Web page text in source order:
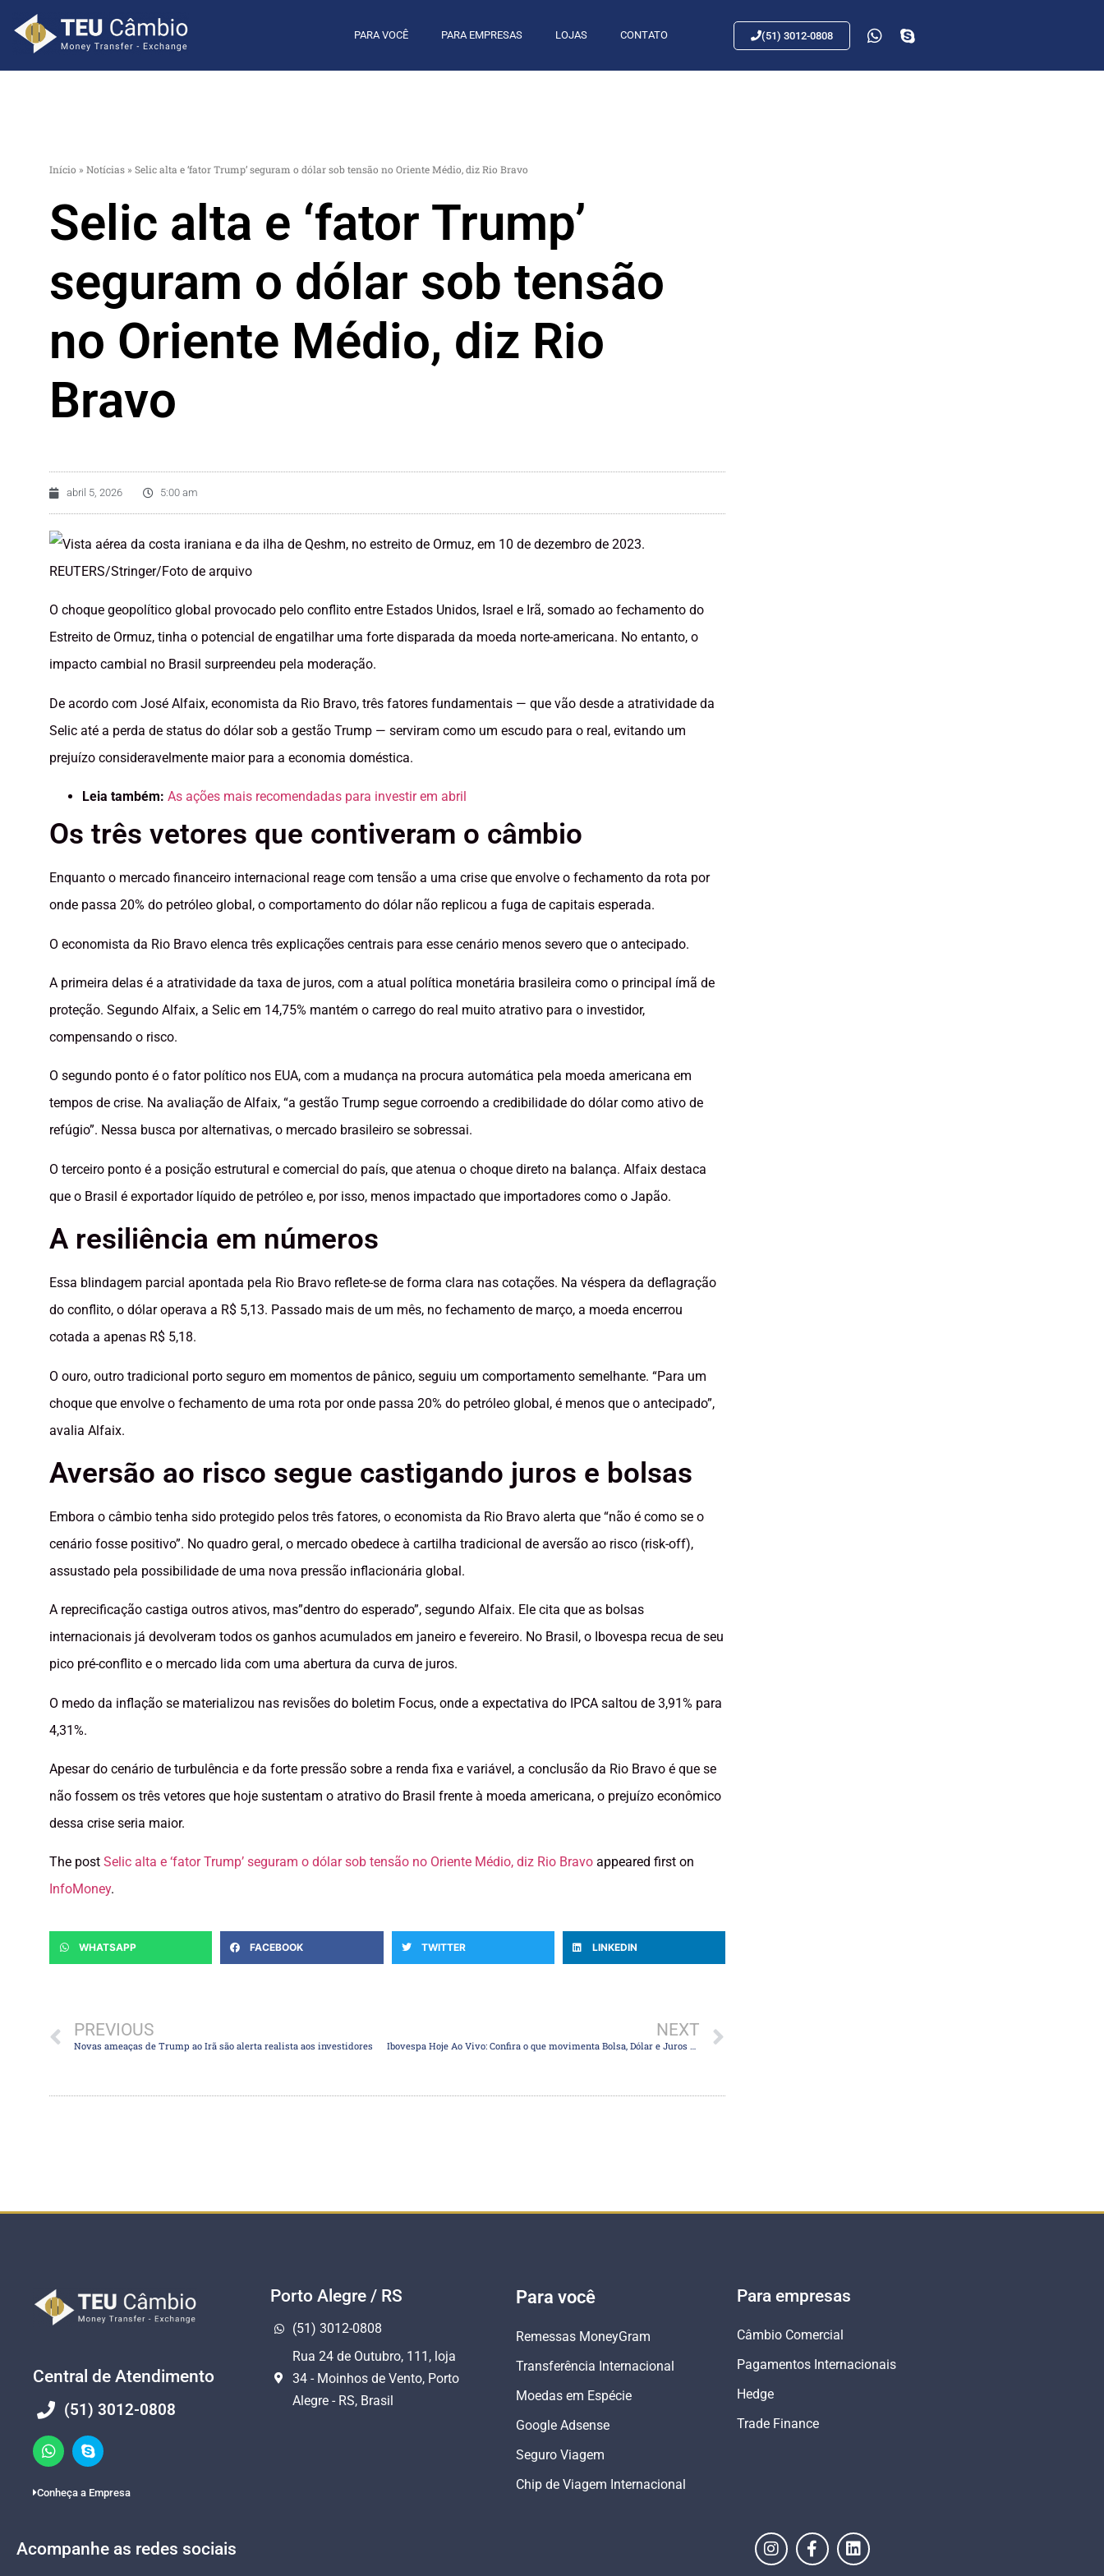
PARA VOCÊ PARA EMPRESAS LOJAS CONTATO (51) 3012-0808
Início » Notícias » Selic alta e ‘fator Trump’ seguram o dólar sob tensão no Oriente Médio, diz Rio Bravo
Selic alta e ‘fator Trump’
seguram o dólar sob tensão
no Oriente Médio, diz Rio
Bravo
abril 5, 2026 5:00 am
O choque geopolítico global provocado pelo conflito entre Estados Unidos, Israel e Irã, somado ao fechamento do
Estreito de Ormuz, tinha o potencial de engatilhar uma forte disparada da moeda norte-americana. No entanto, o
impacto cambial no Brasil surpreendeu pela moderação.
De acordo com José Alfaix, economista da Rio Bravo, três fatores fundamentais — que vão desde a atratividade da
Selic até a perda de status do dólar sob a gestão Trump — serviram como um escudo para o real, evitando um
prejuízo consideravelmente maior para a economia doméstica.
Leia também: As ações mais recomendadas para investir em abril
Os três vetores que contiveram o câmbio
Enquanto o mercado financeiro internacional reage com tensão a uma crise que envolve o fechamento da rota por
onde passa 20% do petróleo global, o comportamento do dólar não replicou a fuga de capitais esperada.
O economista da Rio Bravo elenca três explicações centrais para esse cenário menos severo que o antecipado.
A primeira delas é a atratividade da taxa de juros, com a atual política monetária brasileira como o principal ímã de
proteção. Segundo Alfaix, a Selic em 14,75% mantém o carrego do real muito atrativo para o investidor,
compensando o risco.
O segundo ponto é o fator político nos EUA, com a mudança na procura automática pela moeda americana em
tempos de crise. Na avaliação de Alfaix, “a gestão Trump segue corroendo a credibilidade do dólar como ativo de
refúgio”. Nessa busca por alternativas, o mercado brasileiro se sobressai.
O terceiro ponto é a posição estrutural e comercial do país, que atenua o choque direto na balança. Alfaix destaca
que o Brasil é exportador líquido de petróleo e, por isso, menos impactado que importadores como o Japão.
A resiliência em números
Essa blindagem parcial apontada pela Rio Bravo reflete-se de forma clara nas cotações. Na véspera da deflagração
do conflito, o dólar operava a R$ 5,13. Passado mais de um mês, no fechamento de março, a moeda encerrou
cotada a apenas R$ 5,18.
O ouro, outro tradicional porto seguro em momentos de pânico, seguiu um comportamento semelhante. “Para um
choque que envolve o fechamento de uma rota por onde passa 20% do petróleo global, é menos que o antecipado”,
avalia Alfaix.
Aversão ao risco segue castigando juros e bolsas
Embora o câmbio tenha sido protegido pelos três fatores, o economista da Rio Bravo alerta que “não é como se o
cenário fosse positivo”. No quadro geral, o mercado obedece à cartilha tradicional de aversão ao risco (risk-off),
assustado pela possibilidade de uma nova pressão inflacionária global.
A reprecificação castiga outros ativos, mas”dentro do esperado”, segundo Alfaix. Ele cita que as bolsas
internacionais já devolveram todos os ganhos acumulados em janeiro e fevereiro. No Brasil, o Ibovespa recua de seu
pico pré-conflito e o mercado lida com uma abertura da curva de juros.
O medo da inflação se materializou nas revisões do boletim Focus, onde a expectativa do IPCA saltou de 3,91% para
4,31%.
Apesar do cenário de turbulência e da forte pressão sobre a renda fixa e variável, a conclusão da Rio Bravo é que se
não fossem os três vetores que hoje sustentam o atrativo do Brasil frente à moeda americana, o prejuízo econômico
dessa crise seria maior.
The post Selic alta e ‘fator Trump’ seguram o dólar sob tensão no Oriente Médio, diz Rio Bravo appeared first on
InfoMoney.
WHATSAPP FACEBOOK TWITTER LINKEDIN
PREVIOUS
Novas ameaças de Trump ao Irã são alerta realista aos investidores
NEXT
Central de Atendimento
(51) 3012-0808
Conheça a Empresa
Porto Alegre / RS
(51) 3012-0808
Rua 24 de Outubro, 111, loja
34 - Moinhos de Vento, Porto
Alegre - RS, Brasil
Para você
Remessas MoneyGram
Transferência Internacional
Moedas em Espécie
Google Adsense
Seguro Viagem
Chip de Viagem Internacional
Para empresas
Câmbio Comercial
Pagamentos Internacionais
Hedge
Trade Finance
Acompanhe as redes sociais